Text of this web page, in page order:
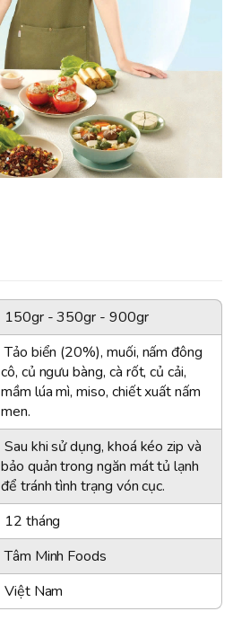
150gr - 350gr - 900gr
Tảo biển (20%), muối, nấm đông
cô, củ ngưu bàng, cà rốt, củ cải,
mầm lúa mì, miso, chiết xuất nấm
men.
Sau khi sử dụng, khoá kéo zip và
bảo quản trong ngăn mát tủ lạnh
để tránh tình trạng vón cục.
12 tháng
Tâm Minh Foods
Việt Nam